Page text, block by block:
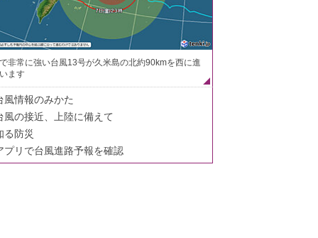
非常に強い台風13号が久米島の北約90kmを西に進
ます
風情報のみかた
風の接近、上陸に備えて
る防災
プリで台風進路予報を確認